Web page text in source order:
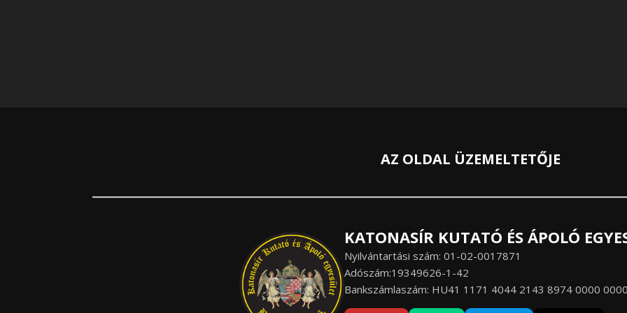
AZ OLDAL ÜZEMELTETŐJE
KATONASÍR KUTATÓ ÉS ÁPOLÓ
Nyilvántartási szám: 01-02-0017871
Adószám:19349626-1-42
Bankszámlaszám: HU41 1171 4044 2143 8974 0000 0000